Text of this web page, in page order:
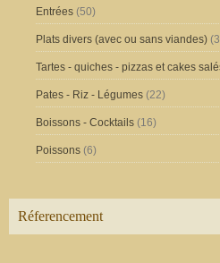
Entrées (50)
Plats divers (avec ou sans viandes)
Tartes - quiches - pizzas et cakes
Pates - Riz - Légumes (22)
Boissons - Cocktails (16)
Poissons (6)
Réferencement